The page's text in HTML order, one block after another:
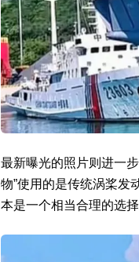
最新曝光的照片则进一
物”使用的是传统涡桨发
本是一个相当合理的选